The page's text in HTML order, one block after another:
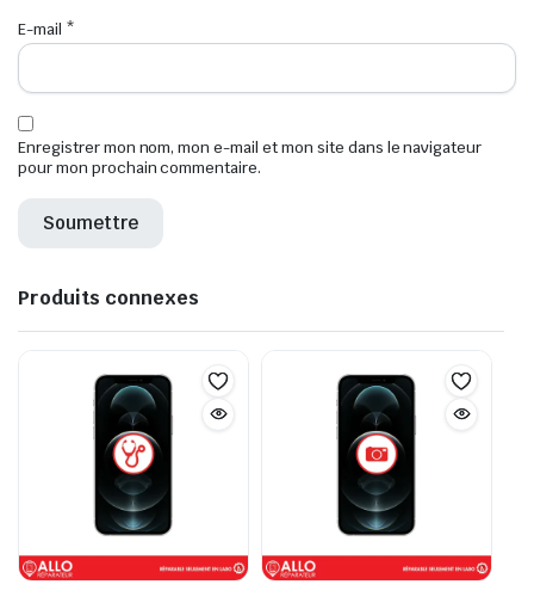
E-mail *
Enregistrer mon nom, mon e-mail et mon site dans le navigateur
pour mon prochain commentaire.
Produits connexes